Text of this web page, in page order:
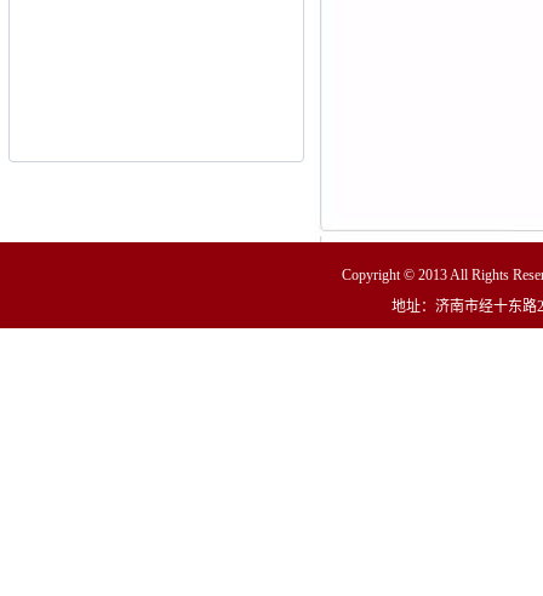
Copyright © 2013 All Rights
地址：济南市经十东路